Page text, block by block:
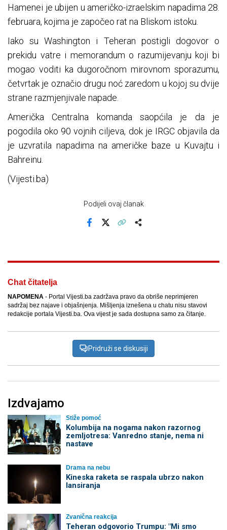
Hamenei je ubijen u američko-izraelskim napadima 28.
februara, kojima je započeo rat na Bliskom istoku.
Iako su Washington i Teheran postigli dogovor o
prekidu vatre i memorandum o razumijevanju koji bi
mogao voditi ka dugoročnom mirovnom sporazumu,
četvrtak je označio drugu noć zaredom u kojoj su dvije
strane razmjenjivale napade.
Američka Centralna komanda saopćila je da je
pogodila oko 90 vojnih ciljeva, dok je IRGC objavila da
je uzvratila napadima na američke baze u Kuvajtu i
Bahreinu.
(Vijesti.ba)
Podijeli ovaj članak
Chat čitatelja
NAPOMENA - Portal Vijesti.ba zadržava pravo da obriše neprimjeren
sadržaj bez najave i objašnjenja. Mišljenja iznešena u chatu nisu stavovi
redakcije portala Vijesti.ba. Ova vijest je sada dostupna samo za čitanje.
Pridruži se diskusiji
Izdvajamo
Stiže pomoć
Kolumbija na nogama nakon razornog
zemljotresa: Vanredno stanje, nema ni
nastave
Drama na nebu
Kineska raketa se raspala ubrzo nakon
lansiranja
Zvanična reakcija
Teheran odgovorio Trumpu: "Mi smo